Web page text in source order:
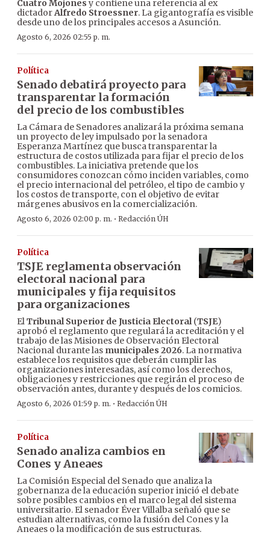
Cuatro Mojones y contiene una referencia al ex
dictadorAlfredo Stroessner. La gigantografía es visible
desde uno de los principales accesos a Asunción.
Agosto 6, 2026 02:55 p. m.
Política
Senado debatirá proyecto para
transparentar la formación
del precio de los combustibles
La Cámara de Senadores analizará la próxima semana
un proyecto de ley impulsado por la senadora
Esperanza Martínez que busca transparentar la
estructura de costos utilizada para fijar el precio de los
combustibles. La iniciativa pretende que los
consumidores conozcan cómo inciden variables, como
el precio internacional del petróleo, el tipo de cambio y
los costos de transporte, con el objetivo de evitar
márgenes abusivos en la comercialización.
Agosto 6, 2026 02:00 p. m. · Redacción ÚH
Política
TSJE reglamenta observación
electoral nacional para
municipales y fija requisitos
para organizaciones
ElTribunal Superior de Justicia Electoral(TSJE)
aprobó el reglamento que regulará la acreditación y el
trabajo de las Misiones de Observación Electoral
Nacional durante las municipales 2026. La normativa
establece los requisitos que deberán cumplir las
organizaciones interesadas, así como los derechos,
obligaciones y restricciones que regirán el proceso de
observación antes, durante y después de los comicios.
Agosto 6, 2026 01:59 p. m. · Redacción ÚH
Política
Senado analiza cambios en
Cones y Aneaes
La Comisión Especial del Senado que analiza la
gobernanza de la educación superior inició el debate
sobre posibles cambios en el marco legal del sistema
universitario. El senador Éver Villalba señaló que se
estudian alternativas, como la fusión del Cones y la
Aneaes o la modificación de sus estructuras.